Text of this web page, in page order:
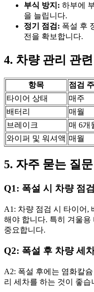
부식 방지: 하부에
을 늘립니다.
정기 점검: 폭설 후
전을 확보합니다.
4. 차량 관리 관
항목 점검 주
타이어 상태
매주
배터리
매월
브레이크
매 6개
와이퍼 및 워셔액 매월
5. 자주 묻는 질문
Q1: 폭설 시 차량 점
A1: 차량 점검 시 타이어,
해야 합니다. 특히 겨울용
중요합니다.
Q2: 폭설 후 차량 세
A2: 폭설 후에는 염화칼
리 세차를 하는 것이 좋습